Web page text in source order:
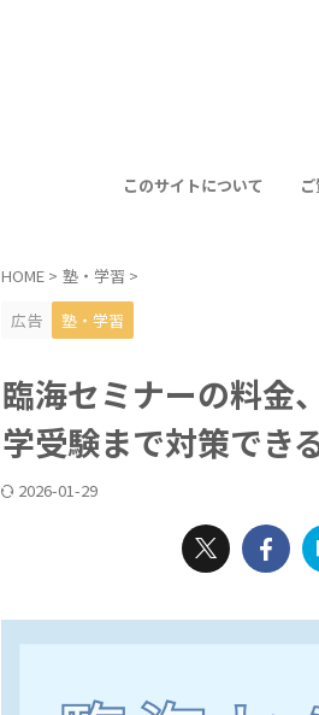
このサイトについて
HOME > 塾・学習 >
広告
塾・学習
臨海セミナーの料金
学受験まで対策でき
2026-01-29